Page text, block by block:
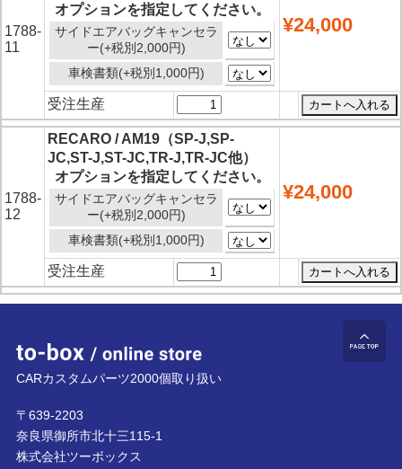
1788-
11
オプションを指定してください。
サイドエアバッグキャンセラ
ー(+税別2,000円)
車検書類(+税別1,000円)
¥24,000
受注生産
1788-
12
RECARO / AM19（SP-J,SP-
JC,ST-J,ST-JC,TR-J,TR-JC他）
オプションを指定してください。
サイドエアバッグキャンセラ
ー(+税別2,000円)
車検書類(+税別1,000円)
¥24,000
受注生産
to-box online store
CARカスタムパーツ2000個取り扱い
〒639-2203
奈良県御所市北十三115-1
株式会社ツーボックス